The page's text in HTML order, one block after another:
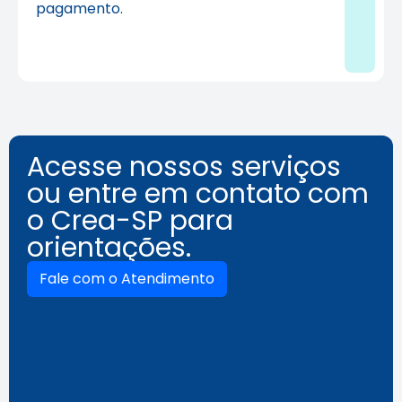
pagamento.
Acesse nossos serviços
ou entre em contato com
o Crea-SP para
orientações.
Fale com o Atendimento